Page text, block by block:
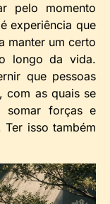
pelo momento
experiência que
manter um certo
longo da vida.
que pessoas
com as quais se
somar forças e
Ter isso também